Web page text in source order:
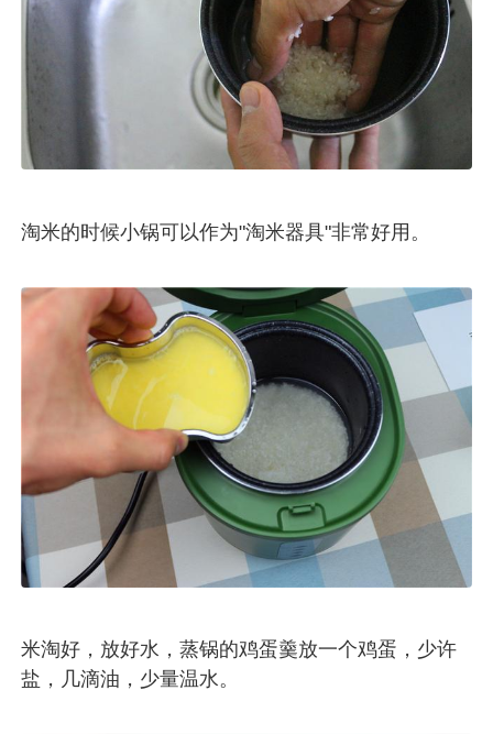
淘米的时候小锅可以作为"淘米器具"非常好用。
米淘好，放好水，蒸锅的鸡蛋羹放一个鸡蛋，少许
盐，几滴油，少量温水。